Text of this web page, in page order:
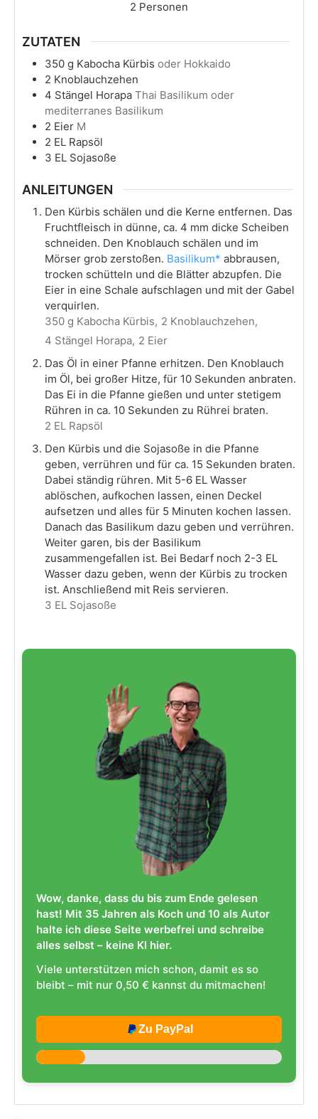
2 Personen
ZUTATEN
350 g Kabocha Kürbis oder Hokkaido
2 Knoblauchzehen
4 Stängel Horapa Thai Basilikum oder
mediterranes Basilikum
2 Eier M
2 EL Rapsöl
3 EL Sojasoße
ANLEITUNGEN
Den Kürbis schälen und die Kerne entfernen. Das
Fruchtfleisch in dünne, ca. 4 mm dicke Scheiben
schneiden. Den Knoblauch schälen und im
Mörser grob zerstoßen. Basilikum* abbrausen,
trocken schütteln und die Blätter abzupfen. Die
Eier in eine Schale aufschlagen und mit der Gabel
verquirlen.
350 g Kabocha Kürbis, 2 Knoblauchzehen,
4 Stängel Horapa, 2 Eier
Das Öl in einer Pfanne erhitzen. Den Knoblauch
im Öl, bei großer Hitze, für 10 Sekunden anbraten.
Das Ei in die Pfanne gießen und unter stetigem
Rühren in ca. 10 Sekunden zu Rührei braten.
2 EL Rapsöl
Den Kürbis und die Sojasoße in die Pfanne
geben, verrühren und für ca. 15 Sekunden braten.
Dabei ständig rühren. Mit 5-6 EL Wasser
ablöschen, aufkochen lassen, einen Deckel
aufsetzen und alles für 5 Minuten kochen lassen.
Danach das Basilikum dazu geben und verrühren.
Weiter garen, bis der Basilikum
zusammengefallen ist. Bei Bedarf noch 2-3 EL
Wasser dazu geben, wenn der Kürbis zu trocken
ist. Anschließend mit Reis servieren.
3 EL Sojasoße
Wow, danke, dass du bis zum Ende gelesen
hast! Mit 35 Jahren als Koch und 10 als Autor
halte ich diese Seite werbefrei und schreibe
alles selbst – keine KI hier.
Viele unterstützen mich schon, damit es so
bleibt – mit nur 0,50 € kannst du mitmachen!
Zu PayPal